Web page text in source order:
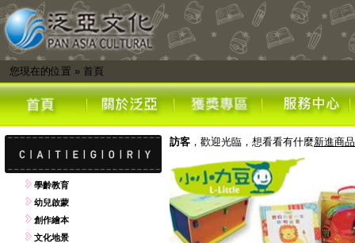
您現在的位置 » 首頁
學齡教育
幼兒啟蒙
創作繪本
文化地景
訪客 ，歡迎光臨，想看看有什麼新進商品